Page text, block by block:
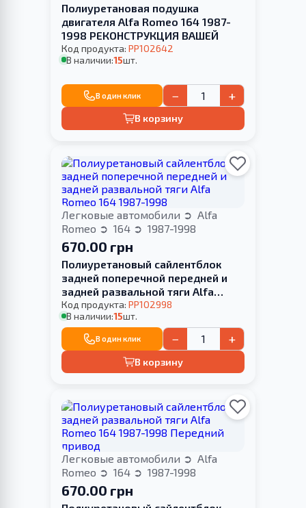
Полиуретановая подушка
двигателя Alfa Romeo 164 1987-
1998 РЕКОНСТРУКЦИЯ ВАШЕЙ
Код продукта: PP102642
В наличии:15шт.
В один клик − +
В корзину
Легковые автомобили
Alfa
Romeo
164 1987-1998
670.00 грн
Полиуретановый сайлентблок
задней поперечной передней и
задней развальной тяги Alfa
Romeo 164 1987-1998
Код продукта: PP102998
В наличии:15шт.
В один клик − +
В корзину
Легковые автомобили
Alfa
Romeo
164 1987-1998
670.00 грн